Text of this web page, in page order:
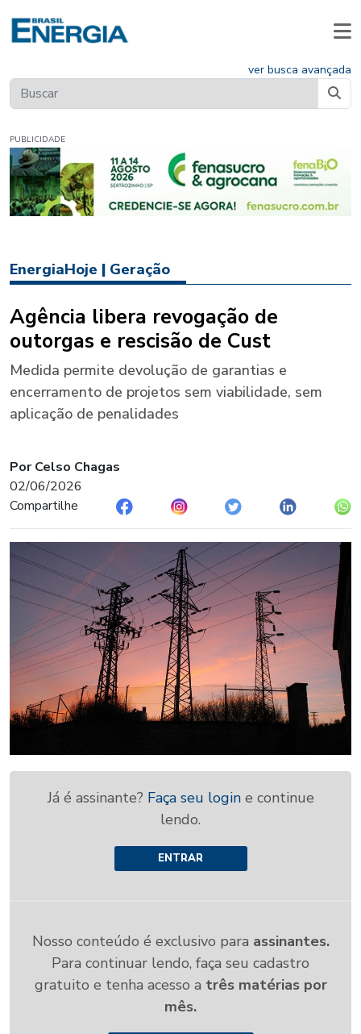
ver busca avançada
PUBLICIDADE
EnergiaHoje | Geração
Agência libera revogação de
outorgas e rescisão de Cust
Medida permite devolução de garantias e
encerramento de projetos sem viabilidade, sem
aplicação de penalidades
Por Celso Chagas
02/06/2026
Compartilhe
Já é assinante? Faça seu login e continue
lendo.
ENTRAR
Nosso conteúdo é exclusivo para assinantes.
Para continuar lendo, faça seu cadastro
gratuito e tenha acesso a três matérias por
mês.